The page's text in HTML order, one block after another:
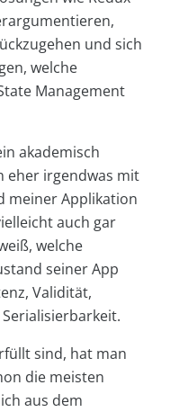
und sich
welche
Management
akademisch
eher irgendwas mit
meiner Applikation
auch gar
welche
seiner App
Validität,
sind, hat man
die meisten
aus dem